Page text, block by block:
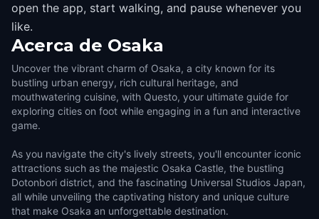
open the app, start walking, and pause whenever you
like.
Acerca de Osaka
Uncover the vibrant charm of Osaka, a city known for its
bustling urban energy, rich cultural heritage, and
mouthwatering cuisine, with Questo, your ultimate guide for
exploring cities on foot while engaging in a fun and interactive
game.
As you navigate the city's lively streets, you'll encounter iconic
attractions such as the majestic Osaka Castle, the bustling
Dotonbori district, and the fascinating Universal Studios Japan,
all while unveiling the captivating history and unique culture
that make Osaka an unforgettable destination.